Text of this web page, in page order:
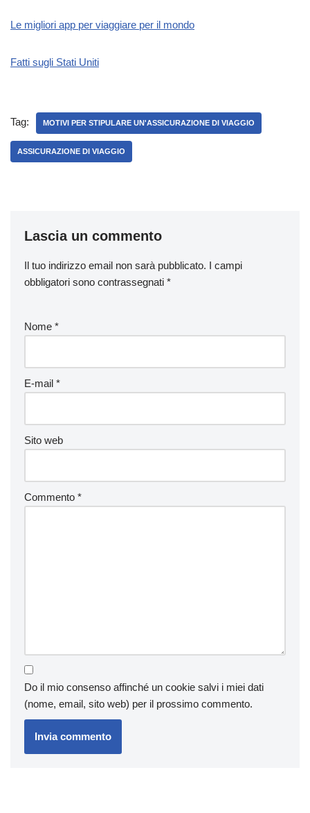
Le migliori app per viaggiare per il mondo
Fatti sugli Stati Uniti
Tag: MOTIVI PER STIPULARE UN'ASSICURAZIONE DI VIAGGIO
ASSICURAZIONE DI VIAGGIO
Lascia un commento
Il tuo indirizzo email non sarà pubblicato. I campi
obbligatori sono contrassegnati *
Nome *
E-mail *
Sito web
Commento *
Do il mio consenso affinché un cookie salvi i miei dati
(nome, email, sito web) per il prossimo commento.